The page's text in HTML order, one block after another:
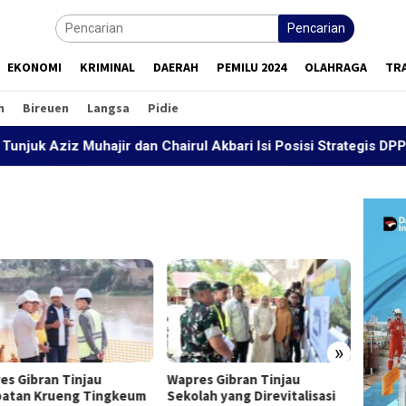
Pencarian
EKONOMI KRIMINAL DAERAH PEMILU 2024 OLAHRAGA
Bireuen Langsa Pidie
Muhajir dan Chairul Akbari Isi Posisi Strategis DPP JASA
»
Gibran Tinjau
Krueng Tingkeum
Wapres Gibran Tinjau
Sekolah yang Direvitalisasi
UIN